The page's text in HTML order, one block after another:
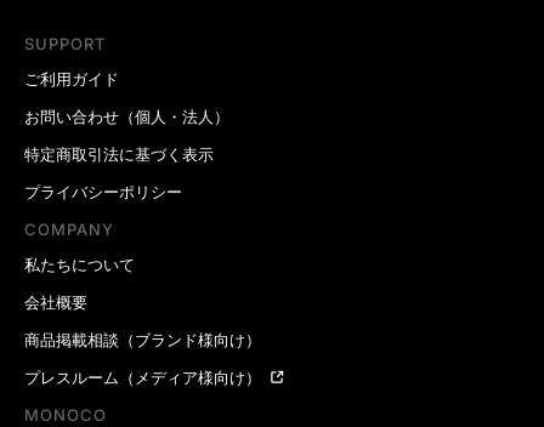
SUPPORT
ご利用ガイド
お問い合わせ（個人・法人）
特定商取引法に基づく表示
プライバシーポリシー
COMPANY
私たちについて
会社概要
商品掲載相談（ブランド様向け）
プレスルーム（メディア様向け）
MONOCO